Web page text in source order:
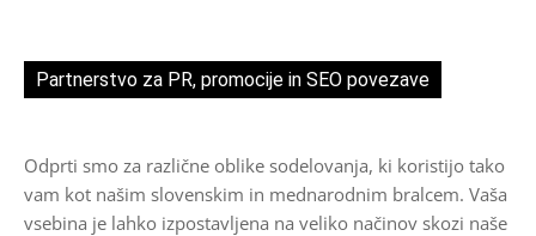
Partnerstvo za PR, promocije in SEO povezave
Odprti smo za različne oblike sodelovanja, ki koristijo tako
vam kot našim slovenskim in mednarodnim bralcem. Vaša
vsebina je lahko izpostavljena na veliko načinov skozi naše